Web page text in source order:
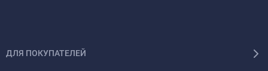
ДЛЯ ПОКУПАТЕЛЕЙ